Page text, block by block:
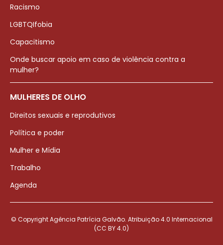
Racismo
LGBTQIfobia
Capacitismo
Onde buscar apoio em caso de violência contra a
mulher?
MULHERES DE OLHO
Direitos sexuais e reprodutivos
Política e poder
Mulher e Mídia
Trabalho
Agenda
© Copyright Agência Patrícia Galvão. Atribuição 4.0 Internacional
(CC BY 4.0)